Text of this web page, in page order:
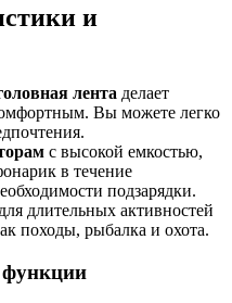
и
лента делает
Вы можете легко
с высокой емкостью,
в течение
подзарядки.
длительных активностей
походы, рыбалка и охота.